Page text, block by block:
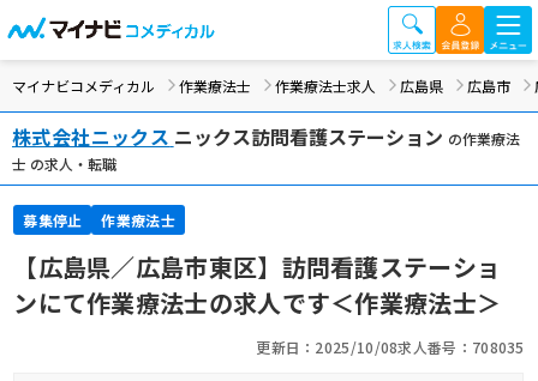
マイナビコメディカル 作業療法士 作業療法士求人 広島県 広島市
株式会社ニックス ニックス訪問看護ステーション の作業療法
士 の求人・転職
募集停止 作業療法士
【広島県／広島市東区】訪問看護ステーショ
ンにて作業療法士の求人です＜作業療法士＞
更新日：2025/10/08求人番号：708035